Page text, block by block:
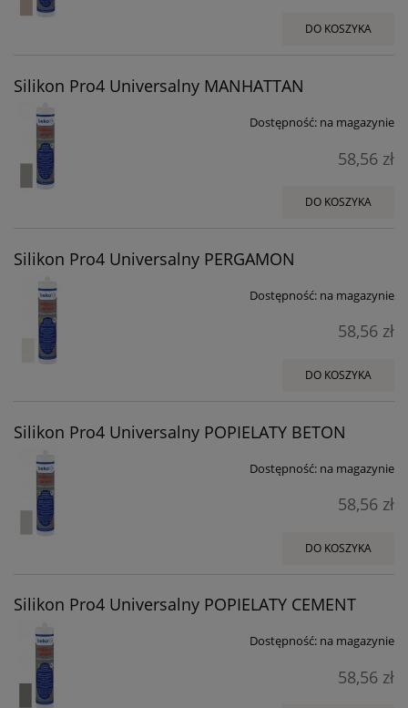
DO KOSZYKA
Silikon Pro4 Universalny MANHATTAN
Dostępność: na magazynie
58,56 zł
DO KOSZYKA
Silikon Pro4 Universalny PERGAMON
Dostępność: na magazynie
58,56 zł
DO KOSZYKA
Silikon Pro4 Universalny POPIELATY BETON
Dostępność: na magazynie
58,56 zł
DO KOSZYKA
Silikon Pro4 Universalny POPIELATY CEMENT
Dostępność: na magazynie
58,56 zł